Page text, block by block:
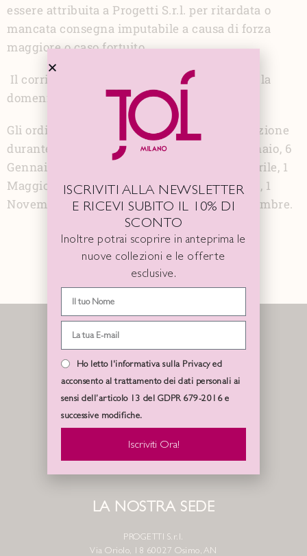
essere attribuita a Progetti S.r.l. per ritardata o
mancata consegna imputabile a causa di forza
maggiore o caso fortuito.
Il corriere non effettua consegne il sabato e la
domenica.
Gli ordini potranno subire ritardi nella spedizione
durante i seguenti periodi di festività: 1 Gennaio, 6
Gennaio, Pasqua e Lunedì dell'Angelo, 25 Aprile, 1
Maggio, 2 Giugno, dall' 8 Agosto al 30 Agosto, 1
Novembre, 8 Dicembre, 25 Dicembre, 26 Dicembre.
LA NOSTRA SEDE
PROGETTI S.r.l.
Via Oriolo, 18 60027 Osimo, AN
ISCRIVITI ALLA NEWSLETTER
E RICEVI SUBITO IL 10% DI
SCONTO
Inoltre potrai scoprire in anteprima le
nuove collezioni e le offerte
esclusive.
Ho letto l'informativa sulla Privacy ed
acconsento al trattamento dei dati personali ai
sensi dell’articolo 13 del GDPR 679-2016 e
successive modifiche.
Iscriviti Ora!